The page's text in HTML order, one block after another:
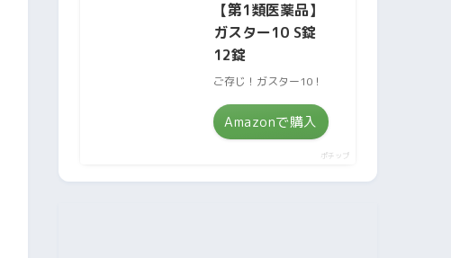
【第1類医薬品】
ガスター10 S錠
12錠
ご存じ！ガスター10！
Amazonで購入
ポチップ